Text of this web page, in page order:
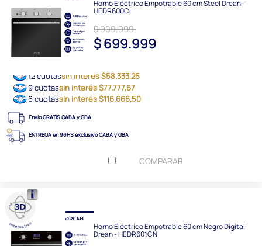
Horno Eléctrico Empotrable 60 cm Steel Drean -
HEDR600CI
$ 909.999
$ 699.999
12 cuotassin interés $58.333,25
9 cuotassin interés $77.777,67
6 cuotassin interés $116.666,50
Envío GRATIS CABA y GBA
ENTREGA en 96HS exclusivo CABA y GBA
COMPARAR
Horno Eléctrico Empotrable 60 cm Negro Digital
Drean - HEDR601CN